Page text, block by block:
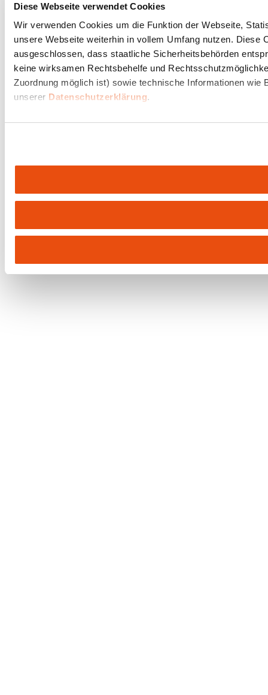
Diese Webseite verwendet Cookies
Wir verwenden Cookies um die Funktion der Webseite,
unsere Webseite weiterhin in vollem Umfang nutzen.
ausgeschlossen, dass staatliche Sicherheitsbehörden
keine wirksamen Rechtsbehelfe und
Zuordnung möglich ist) sowie technische Informationen wie
unserer Datenschutzerklärung.